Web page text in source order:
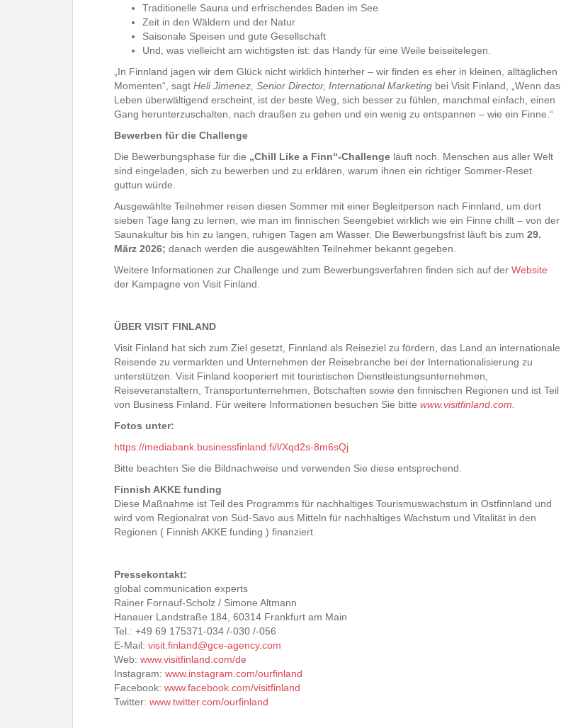
Traditionelle Sauna und erfrischendes Baden im See
Zeit in den Wäldern und der Natur
Saisonale Speisen und gute Gesellschaft
Und, was vielleicht am wichtigsten ist: das Handy für eine Weile beiseitelegen.
„In Finnland jagen wir dem Glück nicht wirklich hinterher – wir finden es eher in kleinen, alltäglichen
Momenten“, sagt Heli Jimenez, Senior Director, International Marketing bei Visit Finland, „Wenn das
Leben überwältigend erscheint, ist der beste Weg, sich besser zu fühlen, manchmal einfach, einen
Gang herunterzuschalten, nach draußen zu gehen und ein wenig zu entspannen – wie ein Finne.“
Bewerben für die Challenge
Die Bewerbungsphase für die „Chill Like a Finn“-Challenge läuft noch. Menschen aus aller Welt
sind eingeladen, sich zu bewerben und zu erklären, warum ihnen ein richtiger Sommer-Reset
guttun würde.
Ausgewählte Teilnehmer reisen diesen Sommer mit einer Begleitperson nach Finnland, um dort
sieben Tage lang zu lernen, wie man im finnischen Seengebiet wirklich wie ein Finne chillt – von der
Saunakultur bis hin zu langen, ruhigen Tagen am Wasser. Die Bewerbungsfrist läuft bis zum 29.
März 2026; danach werden die ausgewählten Teilnehmer bekannt gegeben.
Weitere Informationen zur Challenge und zum Bewerbungsverfahren finden sich auf der Website
der Kampagne von Visit Finland.
ÜBER VISIT FINLAND
Visit Finland hat sich zum Ziel gesetzt, Finnland als Reiseziel zu fördern, das Land an internationale
Reisende zu vermarkten und Unternehmen der Reisebranche bei der Internationalisierung zu
unterstützen. Visit Finland kooperiert mit touristischen Dienstleistungsunternehmen,
Reiseveranstaltern, Transportunternehmen, Botschaften sowie den finnischen Regionen und ist Teil
von Business Finland. Für weitere Informationen besuchen Sie bitte www.visitfinland.com
Fotos unter:
https://mediabank.businessfinland.fi/l/Xqd2s-8m6sQj
Bitte beachten Sie die Bildnachweise und verwenden Sie diese entsprechend.
Finnish AKKE funding
Diese Maßnahme ist Teil des Programms für nachhaltiges Tourismuswachstum in Ostfinnland und
wird vom Regionalrat von Süd-Savo aus Mitteln für nachhaltiges Wachstum und Vitalität in den
Regionen ( Finnish AKKE funding ) finanziert.
Pressekontakt:
global communication experts
Rainer Fornauf-Scholz / Simone Altmann
Hanauer Landstraße 184, 60314 Frankfurt am Main
Tel.: +49 69 175371-034 /-030 /-056
E-Mail: visit.finland@gce-agency.com
Web: www.visitfinland.com/de
Instagram: www.instagram.com/ourfinland
Facebook: www.facebook.com/visitfinland
Twitter: www.twitter.com/ourfinland